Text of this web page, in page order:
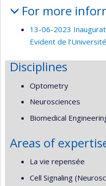
For more
13-06-2023
Evident de
Disciplines
Optometry
Neurosciences
Biomedical
Areas of
La vie repensée
Cell Signaling